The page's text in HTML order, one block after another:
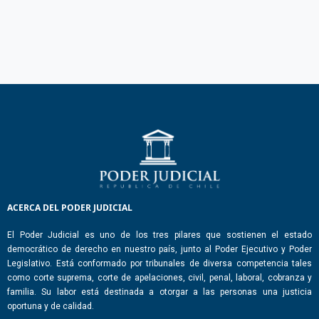
ACERCA DEL PODER JUDICIAL
El Poder Judicial es uno de los tres pilares que sostienen el estado
democrático de derecho en nuestro país, junto al Poder Ejecutivo y Poder
Legislativo. Está conformado por tribunales de diversa competencia tales
como corte suprema, corte de apelaciones, civil, penal, laboral, cobranza y
familia. Su labor está destinada a otorgar a las personas una justicia
oportuna y de calidad.